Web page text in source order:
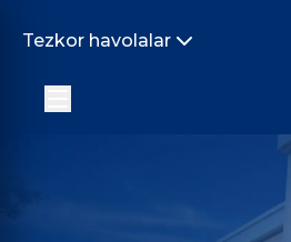
Tezkor havolalar